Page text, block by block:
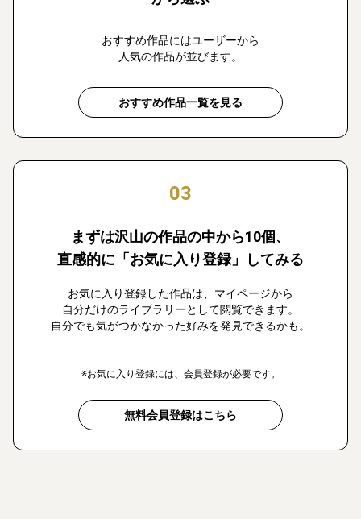
おすすめ作品にはユーザーから
人気の作品が並びます。
おすすめ作品一覧を見る
03
まずは沢山の作品の中から10個、
直感的に「お気に入り登録」してみる
お気に入り登録した作品は、マイページから
自分だけのライブラリーとして閲覧できます。
自分でも気がつかなかった好みを発見できるかも。
※お気に入り登録には、会員登録が必要です。
無料会員登録はこちら